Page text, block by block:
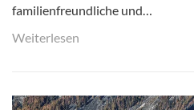
familienfreundliche und…
Weiterlesen